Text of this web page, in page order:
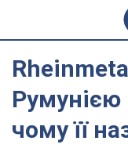
чому її